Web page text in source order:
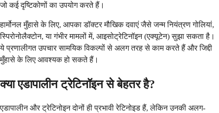
जो कई दृष्टिकोणों का उपयोग करते हैं।
हार्मोनल मुँहासे के लिए, आपका डॉक्टर मौखिक दवाएं जैसे जन्म नियंत्रण गोलियां,
स्पिरोनोलैक्टोन, या गंभीर मामलों में, आइसोट्रेटिनॉइन (एक्यूटेन) सुझा सकता है।
ये प्रणालीगत उपचार सामयिक विकल्पों से अलग तरह से काम करते हैं और जिद्दी
मुँहासे के लिए आवश्यक हो सकते हैं।
क्या एडापालीन ट्रेटिनॉइन से बेहतर है?
एडापालीन और ट्रेटिनोइन दोनों ही प्रभावी रेटिनोइड हैं, लेकिन उनकी अलग-